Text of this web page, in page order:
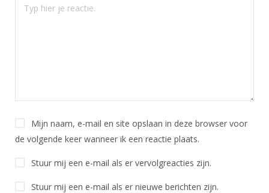
Mijn naam, e-mail en site opslaan in deze browser voor
de volgende keer wanneer ik een reactie plaats.
Stuur mij een e-mail als er vervolgreacties zijn.
Stuur mij een e-mail als er nieuwe berichten zijn.